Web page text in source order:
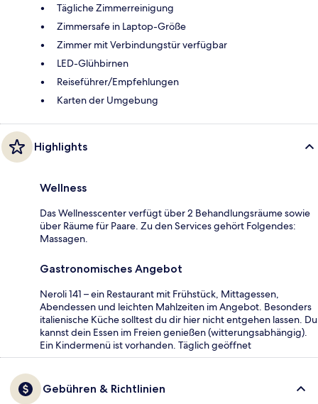
Tägliche Zimmerreinigung
Zimmersafe in Laptop-Größe
Zimmer mit Verbindungstür verfügbar
LED-Glühbirnen
Reiseführer/Empfehlungen
Karten der Umgebung
Highlights
Wellness
Das Wellnesscenter verfügt über 2 Behandlungsräume sowie
über Räume für Paare. Zu den Services gehört Folgendes:
Massagen.
Gastronomisches Angebot
Neroli 141 – ein Restaurant mit Frühstück, Mittagessen,
Abendessen und leichten Mahlzeiten im Angebot. Besonders
italienische Küche solltest du dir hier nicht entgehen lassen. Du
kannst dein Essen im Freien genießen (witterungsabhängig).
Ein Kindermenü ist vorhanden. Täglich geöffnet
Gebühren & Richtlinien